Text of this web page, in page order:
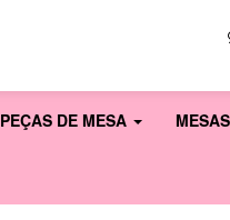
PEÇAS DE MESA MESAS